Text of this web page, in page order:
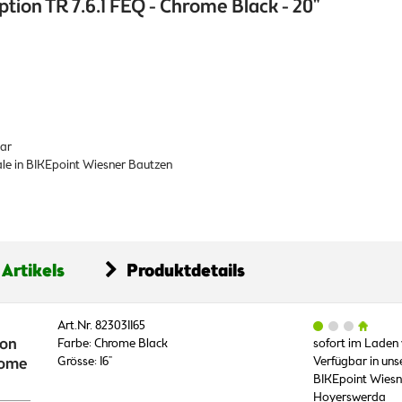
TR 7.6.1 FEQ - Chrome Black - 20"
in BIKEpoint Wiesner Bautzen
Produktdetails
Art.Nr. 823031165
Farbe: Chrome Black
Grösse: 16"
sofort im Laden
Verfügbar in
BIKEpoint
Hoyerswerda